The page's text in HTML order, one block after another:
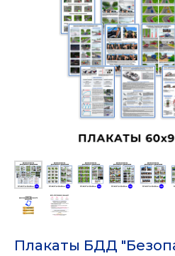
Плакаты БДД